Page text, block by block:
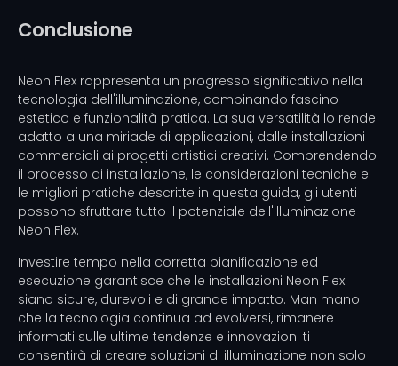
Conclusione
Neon Flex rappresenta un progresso significativo nella
tecnologia dell'illuminazione, combinando fascino
estetico e funzionalità pratica. La sua versatilità lo rende
adatto a una miriade di applicazioni, dalle installazioni
commerciali ai progetti artistici creativi. Comprendendo
il processo di installazione, le considerazioni tecniche e
le migliori pratiche descritte in questa guida, gli utenti
possono sfruttare tutto il potenziale dell'illuminazione
Neon Flex.
Investire tempo nella corretta pianificazione ed
esecuzione garantisce che le installazioni Neon Flex
siano sicure, durevoli e di grande impatto. Man mano
che la tecnologia continua ad evolversi, rimanere
informati sulle ultime tendenze e innovazioni ti
consentirà di creare soluzioni di illuminazione non solo